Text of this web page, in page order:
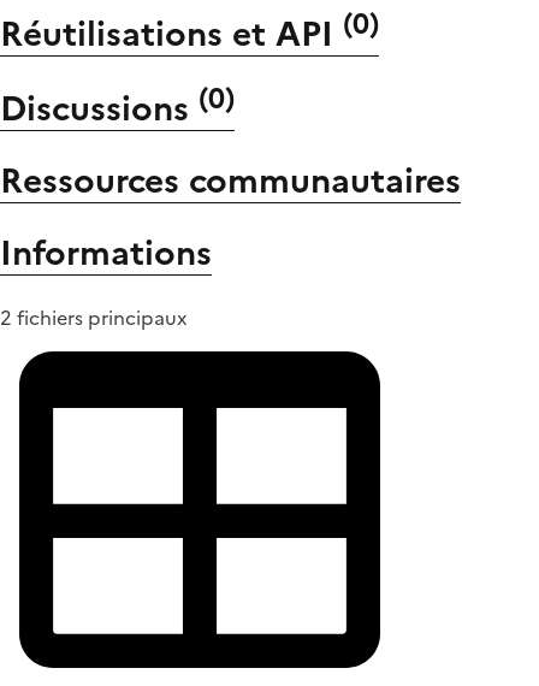
Réutilisations et API (0)
Discussions (0)
Ressources communautaires
Informations
2 fichiers principaux